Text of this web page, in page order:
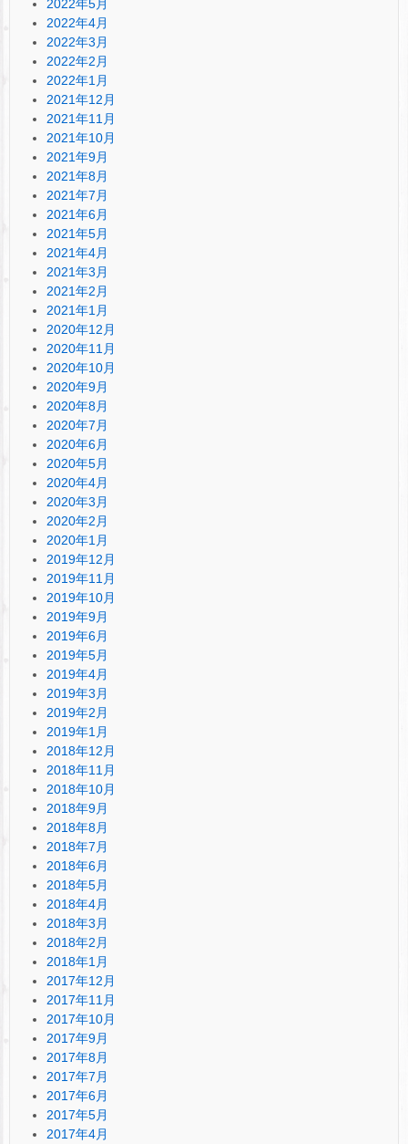
2022年5月
2022年4月
2022年3月
2022年2月
2022年1月
2021年12月
2021年11月
2021年10月
2021年9月
2021年8月
2021年7月
2021年6月
2021年5月
2021年4月
2021年3月
2021年2月
2021年1月
2020年12月
2020年11月
2020年10月
2020年9月
2020年8月
2020年7月
2020年6月
2020年5月
2020年4月
2020年3月
2020年2月
2020年1月
2019年12月
2019年11月
2019年10月
2019年9月
2019年6月
2019年5月
2019年4月
2019年3月
2019年2月
2019年1月
2018年12月
2018年11月
2018年10月
2018年9月
2018年8月
2018年7月
2018年6月
2018年5月
2018年4月
2018年3月
2018年2月
2018年1月
2017年12月
2017年11月
2017年10月
2017年9月
2017年8月
2017年7月
2017年6月
2017年5月
2017年4月